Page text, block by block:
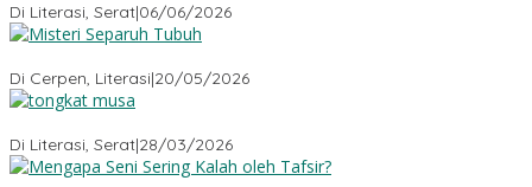
Di Literasi, Serat|06/06/2026
Di Cerpen, Literasi|20/05/2026
Di Literasi, Serat|28/03/2026